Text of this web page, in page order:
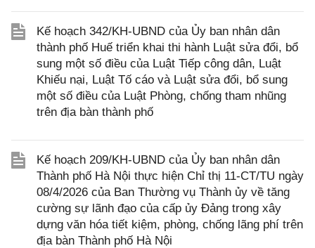
Kế hoạch 342/KH-UBND của Ủy ban nhân dân
thành phố Huế triển khai thi hành Luật sửa đổi, bổ
sung một số điều của Luật Tiếp công dân, Luật
Khiếu nại, Luật Tố cáo và Luật sửa đổi, bổ sung
một số điều của Luật Phòng, chống tham nhũng
trên địa bàn thành phố
Kế hoạch 209/KH-UBND của Ủy ban nhân dân
Thành phố Hà Nội thực hiện Chỉ thị 11-CT/TU ngày
08/4/2026 của Ban Thường vụ Thành ủy về tăng
cường sự lãnh đạo của cấp ủy Đảng trong xây
dựng văn hóa tiết kiệm, phòng, chống lãng phí trên
địa bàn Thành phố Hà Nội